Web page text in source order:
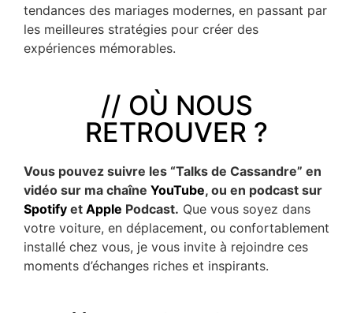
tendances des mariages modernes, en passant par
les meilleures stratégies pour créer des
expériences mémorables.
// OÙ NOUS
RETROUVER ?
Vous pouvez suivre les “Talks de Cassandre” en
vidéo sur ma chaîne YouTube, ou en podcast sur
Spotify et Apple Podcast. Que vous soyez dans
votre voiture, en déplacement, ou confortablement
installé chez vous, je vous invite à rejoindre ces
moments d’échanges riches et inspirants.